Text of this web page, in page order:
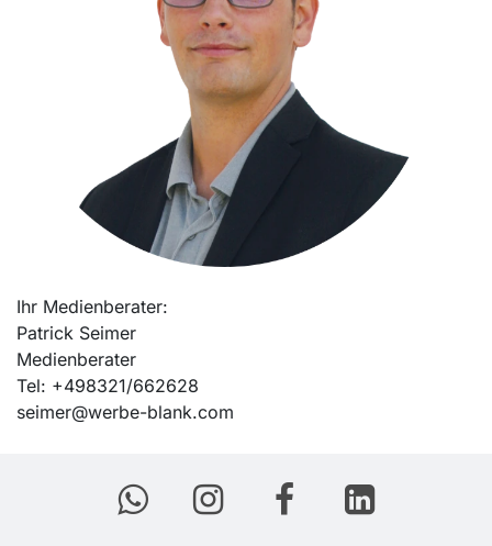
Ihr Medienberater:
Patrick Seimer
Medienberater
Tel: +498321/662628
seimer@werbe-blank.com